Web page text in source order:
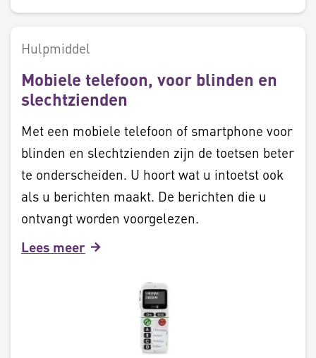
Hulpmiddel
Mobiele telefoon, voor blinden en
slechtzienden
Met een mobiele telefoon of smartphone voor
blinden en slechtzienden zijn de toetsen beter
te onderscheiden. U hoort wat u intoetst ook
als u berichten maakt. De berichten die u
ontvangt worden voorgelezen.
Lees meer